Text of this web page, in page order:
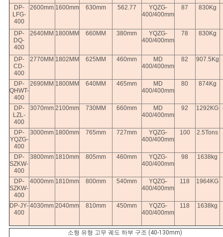
DP-
LFG-
400
2600mm 1600mm 630mm 562.77
YQZG-
400/400mm
87 830Kg
DP-
DQ-
400
2640MM 1800MM 660MM 380mm
YQZG-
400/400mm
78 830Kg
DP-
CD-
400
2770MM 1802MM 625MM 460mm
MD
400/400mm
82 907.5Kg
DP-
QHWT-
400
2690MM 1800MM 640MM 465mm
MD
400/400mm
80 874Kg
DP-
LZL-
400
3070mm 2100mm 730MM 660mm
MD
400/400mm
92 1292KG
DP-
YQZG-
400
3000mm 1800mm 765mm 727mm
YQZG-
400/400mm
100 2.5Tons
DP-
SZKW-
400
3800mm 1810mm 805mm 460mm
YQZG-
400/400mm
98 1638kg
DP-
SZKW-
400
4000mm 1810mm 800mm 540mm
YQZG-
400/400mm
118 1964KG
DP-JY-
400
4030mm 2040mm 810mm 450mm
YQZG-
400/400mm
118 1638kg
소형 유형 고무 궤도 하부 구조 (40-130mm)